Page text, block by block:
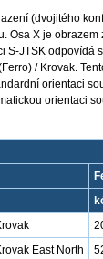
(dvojitého
Osa X je
JTSK odpovídá
/ Krovak.
orientaci
orientaci
East North